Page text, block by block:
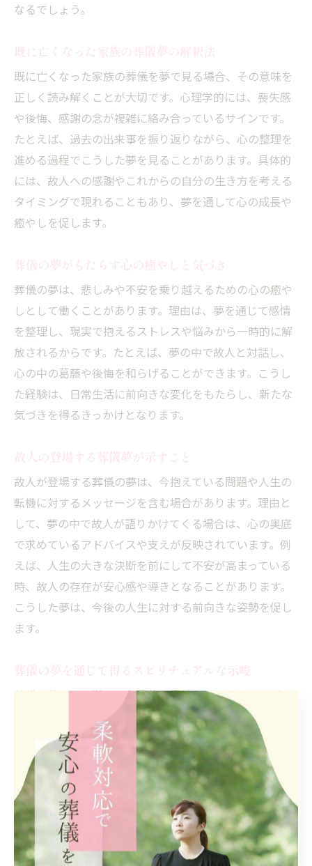
なるでしょう。
既に亡くなった家族の葬儀を夢で見る場合、その意味を
正しく読み解くことが大切です。心理学的には、喪失感
や後悔、感謝の念が複雑に絡み合っているサインです。
たとえば、過去の出来事を振り返りながら、心の整理を
進める過程でこうした夢を見ることがあります。具体的
には、故人への感謝やこれからの自分の生き方を考える
タイミングで現れることもあり、夢を通して心の成長や
癒やしを促します。
葬儀の夢は、悲しみや不安を乗り越えるための心の癒や
しとして働くことがあります。理由は、夢を通じて感情
を整理し、現実で抱えるストレスや悩みから一時的に解
放されるからです。たとえば、夢の中で故人と対話し、
心の中の葛藤や後悔を和らげることができます。こうし
た経験は、日常生活に前向きな変化をもたらし、新たな
気づきを得るきっかけとなります。
故人が登場する葬儀の夢は、今抱えている問題や人生の
転機に対するメッセージを含む場合があります。理由と
して、夢の中で故人が語りかけてくる場合は、心の奥底
で求めているアドバイスや支えが反映されています。例
えば、人生の大きな決断を前にして不安が高まっている
時、故人の存在が安心感や導きとなることがあります。
こうした夢は、今後の人生に対する前向きな姿勢を促し
ます。
葬儀の夢には、単なる心理的な意味だけでなく、スピリ
チュアルな示唆が込められることもあります。夢は無意
識からのメッセージであり、新しい始まりや人生の転換
点を象徴していることが多いです。具体例として、夢を
見た後に気持ちが軽くなったり、大切な人との絆を再認
識できたりすることがあります。このような夢をきっか
けに、日々の心構えや人間関係を見直すことが大切で
す。